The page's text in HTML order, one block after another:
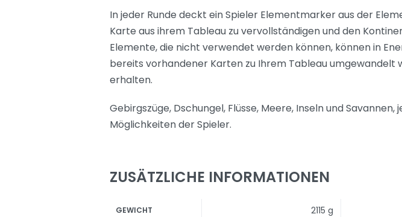
In jeder Runde deckt ein Spieler Elementmarker aus der
Karte aus ihrem Tableau zu vervollständigen und den
Elemente, die nicht verwendet werden können, können in
bereits vorhandener Karten zu Ihrem Tableau umgewandelt
erhalten.
Gebirgszüge, Dschungel, Flüsse, Meere, Inseln und
Möglichkeiten der Spieler.
ZUSÄTZLICHE INFORMATIONEN
GEWICHT 2115 g